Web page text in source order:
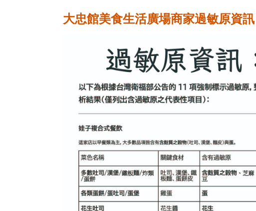
大忠館美食生活廣場商家過敏原資訊